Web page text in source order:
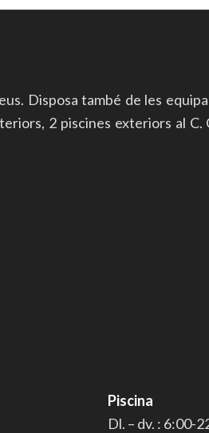
Disposa també de les
2 piscines exteriors al
Piscina
Dl. – dv. : 6:00-